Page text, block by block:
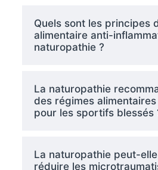
Quels sont les principes
alimentaire anti-
naturopathie ?
La naturopathie
des régimes
pour les sportifs blessés
La naturopathie peut-
réduire les